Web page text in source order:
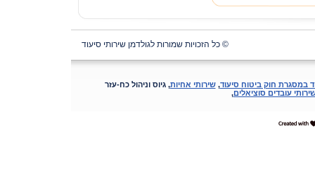
© כל הזכויות שמורות לגולדמן שירותי סיעוד
במסגרת חוק ביטוח סיעוד,שירותי אחיות, גיוס וניהול כח-עזר
עובדים סוציאלים,
דרונט